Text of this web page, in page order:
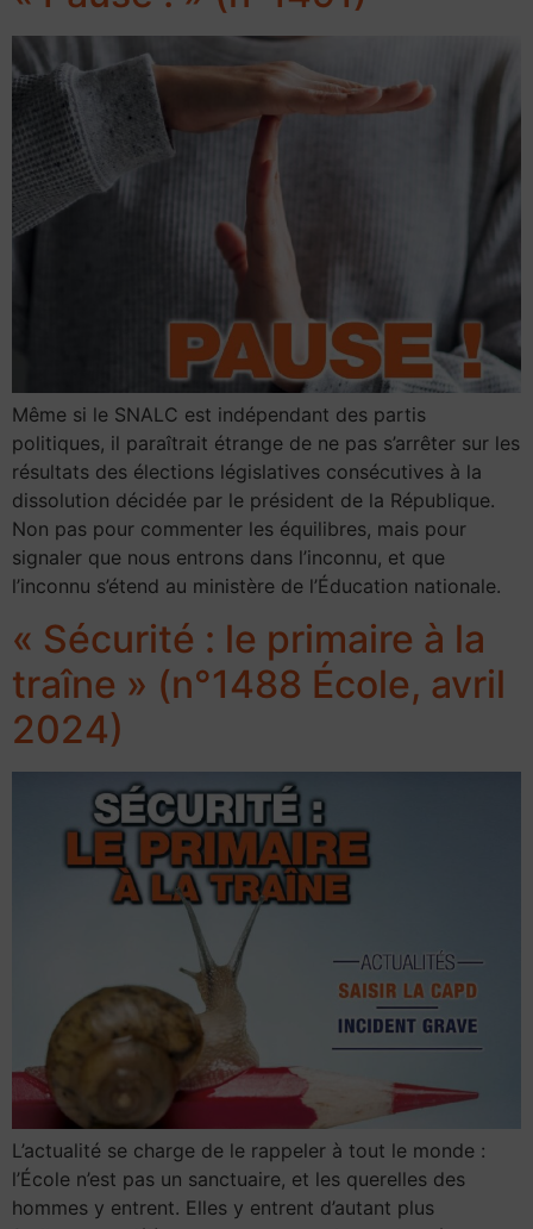
Même si le SNALC est indépendant des partis
politiques, il paraîtrait étrange de ne pas s’arrêter sur les
résultats des élections législatives consécutives à la
dissolution décidée par le président de la République.
Non pas pour commenter les équilibres, mais pour
signaler que nous entrons dans l’inconnu, et que
l’inconnu s’étend au ministère de l’Éducation nationale.
« Sécurité : le primaire à la
traîne » (n°1488 École, avril
2024)
L’actualité se charge de le rappeler à tout le monde :
l’École n’est pas un sanctuaire, et les querelles des
hommes y entrent. Elles y entrent d’autant plus